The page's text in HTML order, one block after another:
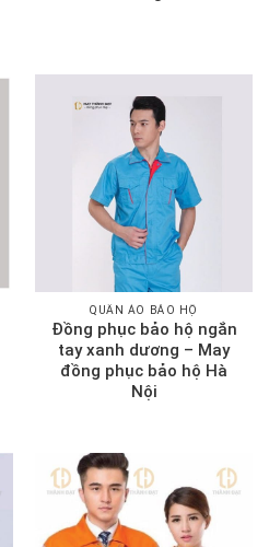
QUẦN ÁO BẢO HỘ
Đồng phục bảo hộ ngắn
tay xanh dương – May
đồng phục bảo hộ Hà
Nội